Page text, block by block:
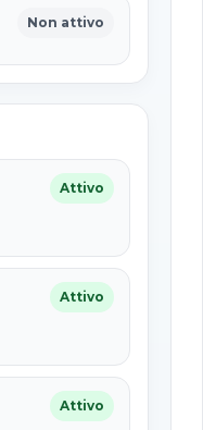
Non attivo
Attivo
Attivo
Attivo